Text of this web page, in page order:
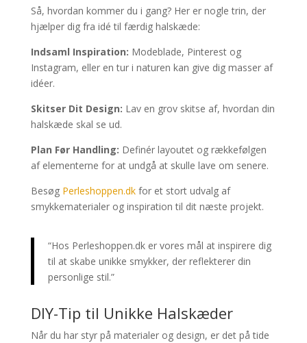
Så, hvordan kommer du i gang? Her er nogle trin, der
hjælper dig fra idé til færdig halskæde:
Indsaml Inspiration: Modeblade, Pinterest og
Instagram, eller en tur i naturen kan give dig masser af
idéer.
Skitser Dit Design: Lav en grov skitse af, hvordan din
halskæde skal se ud.
Plan Før Handling: Definér layoutet og rækkefølgen
af elementerne for at undgå at skulle lave om senere.
Besøg Perleshoppen.dkfor et stort udvalg af
smykkematerialer og inspiration til dit næste projekt.
“Hos Perleshoppen.dk er vores mål at inspirere dig
til at skabe unikke smykker, der reflekterer din
personlige stil.”
DIY-Tip til Unikke Halskæder
Når du har styr på materialer og design, er det på tide